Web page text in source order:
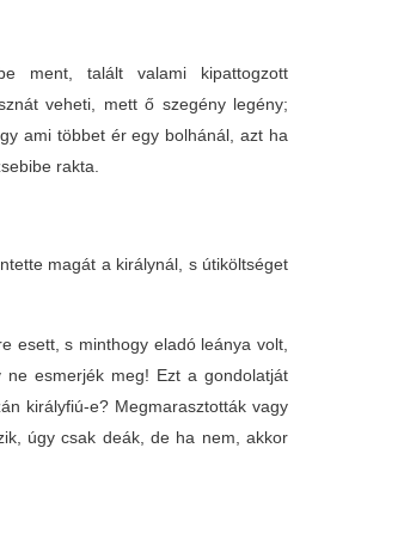
ment, talált valami kipattogzott
veheti, mett ő szegény legény;
ami többet ér egy bolhánál, azt ha
rakta.
magát a királynál, s útiköltséget
esett, s minthogy eladó leánya volt,
esmerjék meg! Ezt a gondolatját
királyfiú-e? Megmarasztották vagy
úgy csak deák, de ha nem, akkor